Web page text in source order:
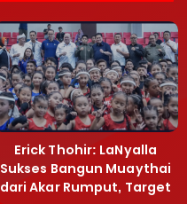
Erick Thohir: LaNyalla
Sukses Bangun Muaythai
dari Akar Rumput, Target